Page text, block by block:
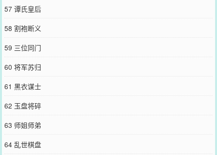
57 谭氏皇后
58 割袍断义
59 三位同门
60 将军苏归
61 黑衣谋士
62 玉盘将碎
63 师姐师弟
64 乱世棋盘